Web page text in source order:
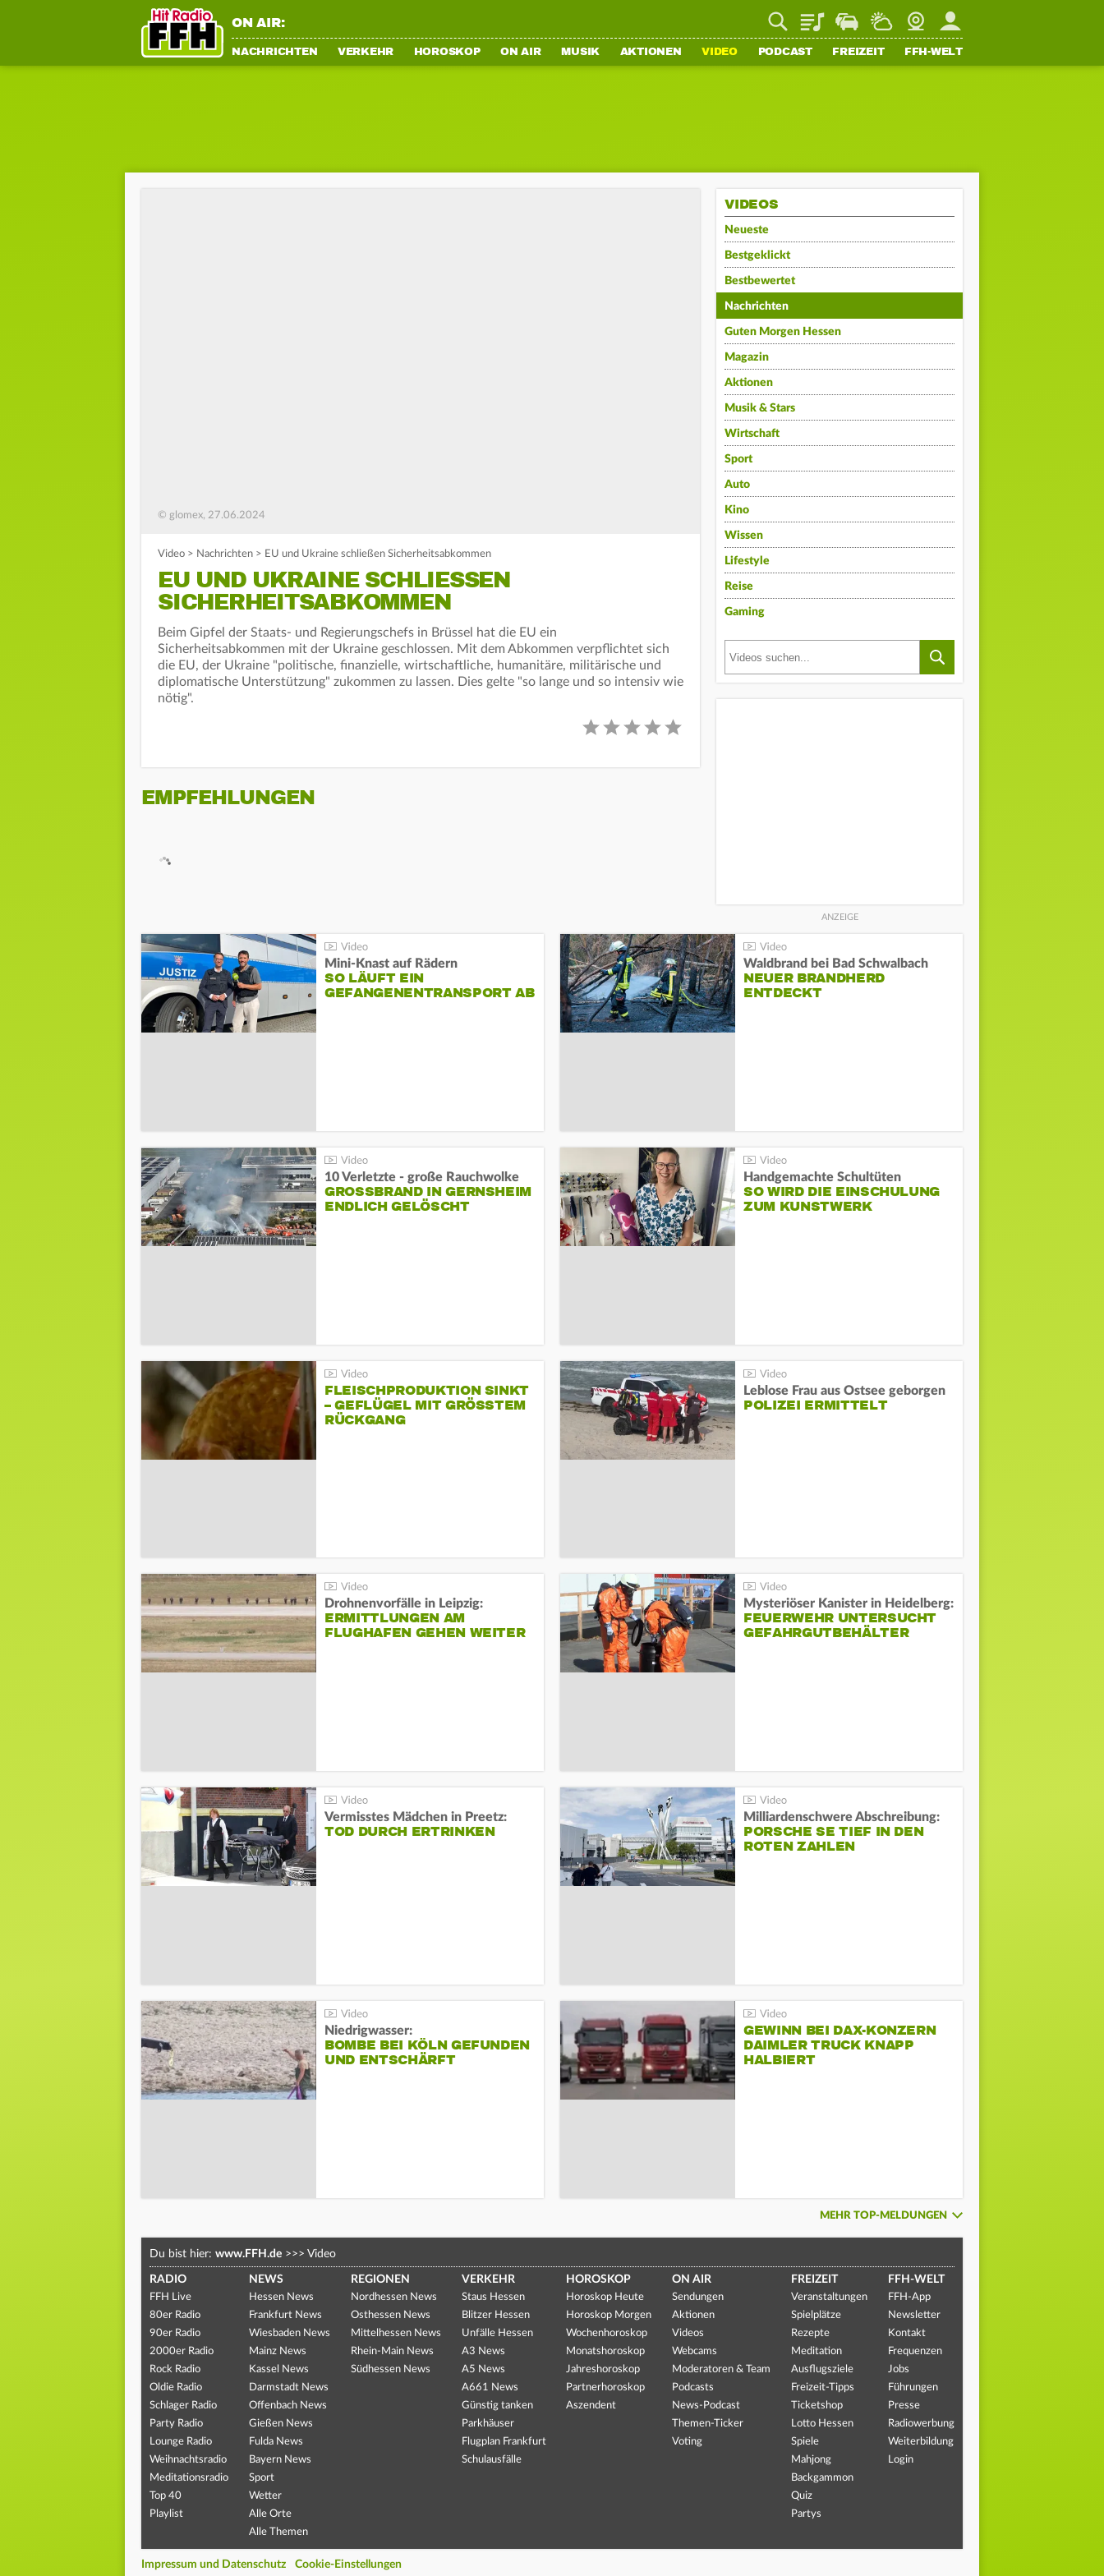
ON AIR: PlaylistStaupilotWetterWebcamMein FFH
NACHRICHTEN VERKEHR HOROSKOP ON AIR MUSIK AKTIONEN VIDEO PODCAST FREIZEIT FFH-WELT
© glomex, 27.06.2024
Video > Nachrichten > EU und Ukraine schließen Sicherheitsabkommen
EU UND UKRAINE SCHLIESSEN S
ICHERHEITSABKOMMEN
Beim Gipfel der Staats- und Regierungschefs in Brüssel hat die EU ein
Sicherheitsabkommen mit der Ukraine geschlossen. Mit dem Abkommen verpflichtet sich
die EU, der Ukraine "politische, finanzielle, wirtschaftliche, humanitäre, militärische und
diplomatische Unterstützung" zukommen zu lassen. Dies gelte "so lange und so intensiv wie
nötig".
EMPFEHLUNGEN
VIDEOS
Neueste
Bestgeklickt
Bestbewertet
Nachrichten
Guten Morgen Hessen
Magazin
Aktionen
Musik & Stars
Wirtschaft
Sport
Auto
Kino
Wissen
Lifestyle
Reise
Gaming
Mini-Knast auf Rädern
SO LÄUFT EIN
GEFANGENENTRANSPORT AB
Waldbrand bei Bad Schwalbach
NEUER BRANDHERD
ENTDECKT
10 Verletzte - große Rauchwolke
GROSSBRAND IN GERNSHEIM E
NDLICH GELÖSCHT
Handgemachte Schultüten
SO WIRD DIE EINSCHULUNG
ZUM KUNSTWERK
FLEISCHPRODUKTION SINKT
– GEFLÜGEL MIT GRÖSSTEM R
ÜCKGANG
Leblose Frau aus Ostsee geborgen
POLIZEI ERMITTELT
Drohnenvorfälle in Leipzig:
ERMITTLUNGEN AM
FLUGHAFEN GEHEN WEITER
Mysteriöser Kanister in Heidelberg:
FEUERWEHR UNTERSUCHT
GEFAHRGUTBEHÄLTER
Vermisstes Mädchen in Preetz:
TOD DURCH ERTRINKEN
Milliardenschwere Abschreibung:
PORSCHE SE TIEF IN DEN
ROTEN ZAHLEN
Niedrigwasser:
BOMBE BEI KÖLN GEFUNDEN
UND ENTSCHÄRFT
GEWINN BEI DAX-KONZERN
DAIMLER TRUCK KNAPP
HALBIERT
MEHR TOP-MELDUNGEN
Du bist hier: www.FFH.de >>> Video
RADIO
FFH Live
80er Radio
90er Radio
2000er Radio
Rock Radio
Oldie Radio
Schlager Radio
Party Radio
Lounge Radio
Weihnachtsradio
Meditationsradio
Top 40
Playlist
NEWS
Hessen News
Frankfurt News
Wiesbaden News
Mainz News
Kassel News
Darmstadt News
Offenbach News
Gießen News
Fulda News
Bayern News
Sport
Wetter
Alle Orte
Alle Themen
REGIONEN
Nordhessen News
Osthessen News
Mittelhessen News
Rhein-Main News
Südhessen News
VERKEHR
Staus Hessen
Blitzer Hessen
Unfälle Hessen
A3 News
A5 News
A661 News
Günstig tanken
Parkhäuser
Flugplan Frankfurt
Schulausfälle
HOROSKOP
Horoskop Heute
Horoskop Morgen
Wochenhoroskop
Monatshoroskop
Jahreshoroskop
Partnerhoroskop
Aszendent
ON AIR
Sendungen
Aktionen
Videos
Webcams
Moderatoren & Team
Podcasts
News-Podcast
Themen-Ticker
Voting
FREIZEIT
Veranstaltungen
Spielplätze
Rezepte
Meditation
Ausflugsziele
Freizeit-Tipps
Ticketshop
Lotto Hessen
Spiele
Mahjong
Backgammon
Quiz
Partys
FFH-WELT
FFH-App
Newsletter
Kontakt
Frequenzen
Jobs
Führungen
Presse
Radiowerbung
Weiterbildung
Login
Impressum und Datenschutz Cookie-Einstellungen